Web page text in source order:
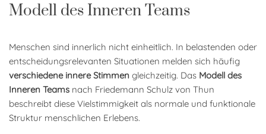
Modell des Inneren Teams
Menschen sind innerlich nicht einheitlich. In belastenden oder
entscheidungsrelevanten Situationen melden sich häufig
verschiedene innere Stimmen gleichzeitig. Das Modell des
Inneren Teams nach Friedemann Schulz von Thun
beschreibt diese Vielstimmigkeit als normale und funktionale
Struktur menschlichen Erlebens.